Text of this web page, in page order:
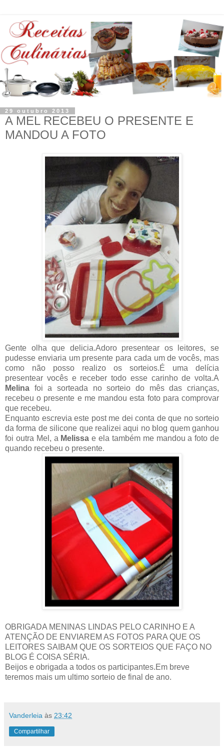
29 outubro 2013
A MEL RECEBEU O PRESENTE E
MANDOU A FOTO
Gente olha que delicia.Adoro presentear os leitores, se
pudesse enviaria um presente para cada um de vocês, mas
como não posso realizo os sorteios.É uma delícia
presentear vocês e receber todo esse carinho de volta.A
Melina foi a sorteada no sorteio do mês das crianças,
recebeu o presente e me mandou esta foto para comprovar
que recebeu.
Enquanto escrevia este post me dei conta de que no sorteio
da forma de silicone que realizei aqui no blog quem ganhou
foi outra Mel, a Melissa e ela também me mandou a foto de
quando recebeu o presente.
OBRIGADA MENINAS LINDAS PELO CARINHO E A
ATENÇÃO DE ENVIAREM AS FOTOS PARA QUE OS
LEITORES SAIBAM QUE OS SORTEIOS QUE FAÇO NO
BLOG É COISA SÉRIA.
Beijos e obrigada a todos os participantes.Em breve
teremos mais um ultimo sorteio de final de ano.
Vanderleia às 23:42
Compartilhar